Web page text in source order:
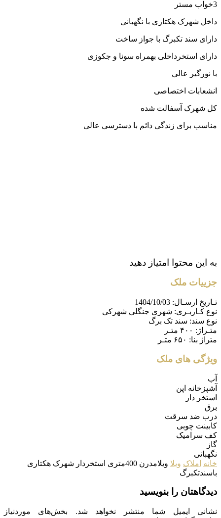
3خواب مستر
داخل شهرک هکتاری با نگهبانی
دارای سند تکبرگ با جواز ساخت
دارای استخرداخلی بهمراه سونا و جکوزی
با نورگیر عالی
انشعابات اختصاصی
کل شهرک آسفالت شده
مناسب برای زندگی دائم با دسترسی عالی
به این محتوا امتیاز دهید
جزییات ملک
تـاریخ ارسـال: 1404/10/03
نوع کـاربـری: شهری جنگلی شهرکی
نوع سند: سند تک برگ
متـراژ: ۴۰۰ متـر
متراژ بنا: ۶۵۰ متـر
ویژگی های ملک
آب
آشپزخانه اپن
استخر دار
برق
درب ضد سرقت
کابینت چوبی
کف سرامیک
گاز
نگهبانی
خانه املاک ویلا
ویلامدرن 400متری استخردار شهرک هکتاری
باسندتکبرگ
دیدگاهتان را بنویسید
نشانی ایمیل شما منتشر نخواهد شد.
بخش‌های موردنیاز